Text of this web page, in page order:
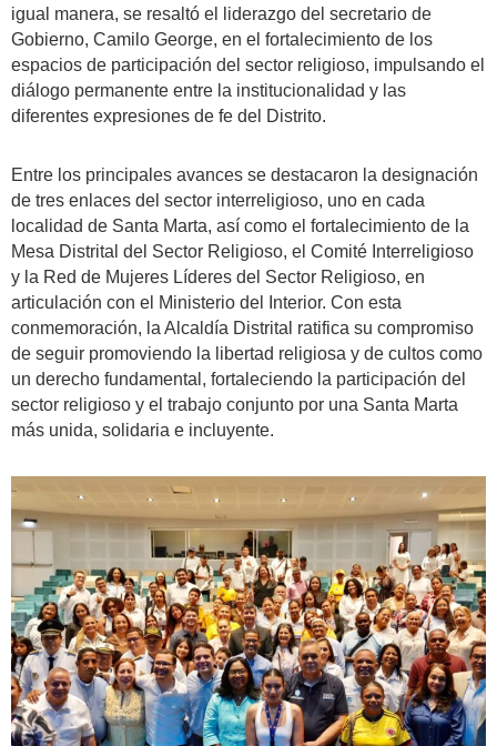
igual manera, se resaltó el liderazgo del secretario de
Gobierno, Camilo George, en el fortalecimiento de los
espacios de participación del sector religioso, impulsando el
diálogo permanente entre la institucionalidad y las
diferentes expresiones de fe del Distrito.
Entre los principales avances se destacaron la designación
de tres enlaces del sector interreligioso, uno en cada
localidad de Santa Marta, así como el fortalecimiento de la
Mesa Distrital del Sector Religioso, el Comité Interreligioso
y la Red de Mujeres Líderes del Sector Religioso, en
articulación con el Ministerio del Interior. Con esta
conmemoración, la Alcaldía Distrital ratifica su compromiso
de seguir promoviendo la libertad religiosa y de cultos como
un derecho fundamental, fortaleciendo la participación del
sector religioso y el trabajo conjunto por una Santa Marta
más unida, solidaria e incluyente.